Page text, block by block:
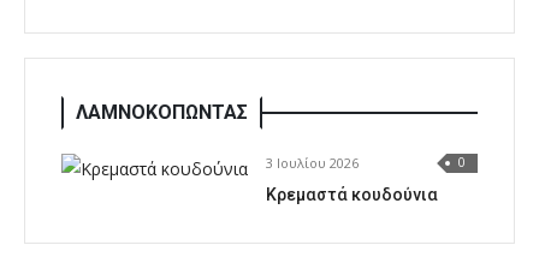
ΛΑΜΝΟΚΟΠΩΝΤΑΣ
3 Ιουλίου 2026 0
Κρεμαστά κουδούνια